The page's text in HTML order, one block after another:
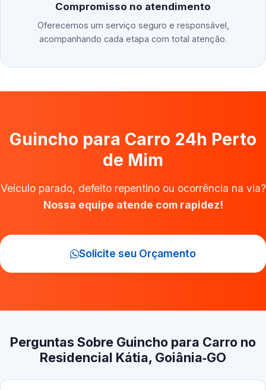
Compromisso no atendimento
Oferecemos um serviço seguro e responsável,
acompanhando cada etapa com total atenção.
Guincho para Carro 24h Perto
de Mim
Veículo parado, defeito repentino ou ocorrência na via?
Nossa equipe atende com rapidez!
Solicite seu Orçamento
Perguntas Sobre Guincho para Carro no
Residencial Kátia, Goiânia‑GO